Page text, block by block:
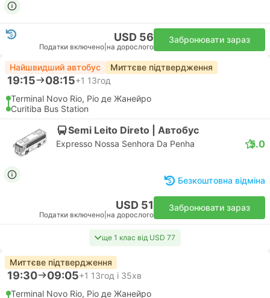
USD 56
Податки включено на дорослого
Забронювати зараз
Найшвидший автобус Миттєве підтвердження
19:15 08:15+1 13год
Terminal Novo Rio, Ріо де Жанейро
Curitiba Bus Station
Semi Leito Direto | Автобус
Expresso Nossa Senhora Da Penha 5.0
Безкоштовна відміна
USD 51
Податки включено на дорослого
Забронювати зараз
ще 1 клас від USD 77
Миттєве підтвердження
19:30 09:05+1 13год і 35хв
Terminal Novo Rio, Ріо де Жанейро